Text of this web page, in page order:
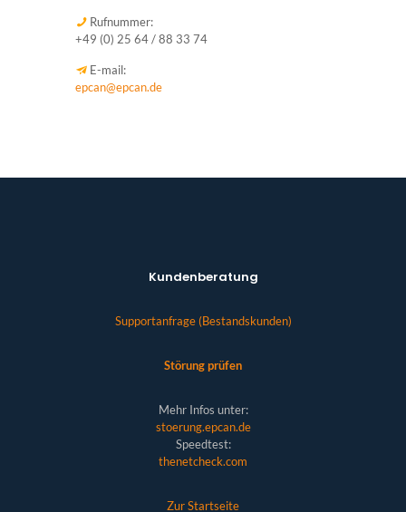
Rufnummer:
+49 (0) 25 64 / 88 33 74
E-mail:
epcan@epcan.de
Kundenberatung
Supportanfrage (Bestandskunden)
Störung prüfen
Mehr Infos unter:
stoerung.epcan.de
Speedtest:
thenetcheck.com
Zur Startseite